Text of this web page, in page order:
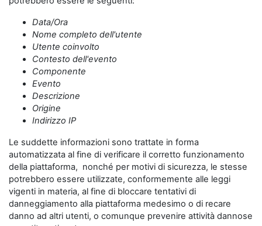
Data/Ora
Nome completo dell'utente
Utente coinvolto
Contesto dell'evento
Componente
Evento
Descrizione
Origine
Indirizzo IP
Le suddette informazioni sono trattate in forma
automatizzata al fine di verificare il corretto funzionamento
della piattaforma, nonché per motivi di sicurezza, le stesse
potrebbero essere utilizzate, conformemente alle leggi
vigenti in materia, al fine di bloccare tentativi di
danneggiamento alla piattaforma medesimo o di recare
danno ad altri utenti, o comunque prevenire attività dannose